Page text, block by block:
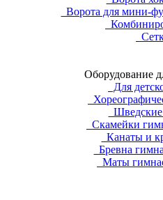
Ворота для мини-
Оборудование
Для
Шведские
Скамейки
Канаты и
Бревна
Маты